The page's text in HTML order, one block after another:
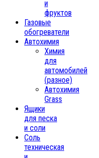
и
фруктов
Газовые
обогреватели
Автохимия
Химия
для
автомобилей
(разное)
Автохимия
Grass
Ящики
для песка
и соли
Соль
техническая